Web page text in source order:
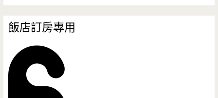
飯店訂房專用